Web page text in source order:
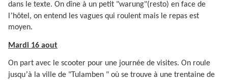
dans le texte. On dîne à un petit "warung"(resto) en face de
l’hôtel, on entend les vagues qui roulent mais le repas est
moyen.
Mardi 16 aout
On part avec le scooter pour une journée de visites. On roule
jusqu’à la ville de "Tulamben " où se trouve à une trentaine de